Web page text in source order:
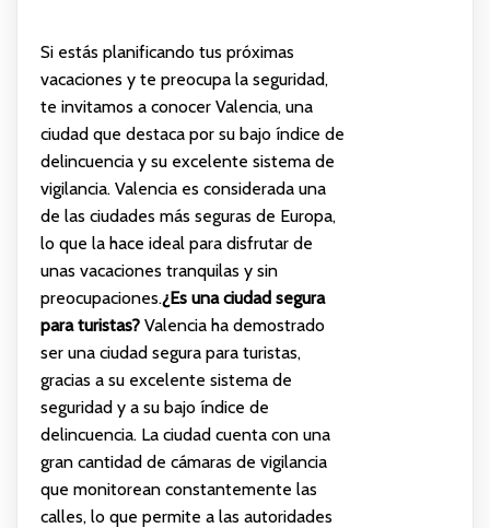
Si estás planificando tus próximas
vacaciones y te preocupa la seguridad,
te invitamos a conocer Valencia, una
ciudad que destaca por su bajo índice de
delincuencia y su excelente sistema de
vigilancia. Valencia es considerada una
de las ciudades más seguras de Europa,
lo que la hace ideal para disfrutar de
unas vacaciones tranquilas y sin
preocupaciones.¿Es una ciudad segura
para turistas?Valencia ha demostrado
ser una ciudad segura para turistas,
gracias a su excelente sistema de
seguridad y a su bajo índice de
delincuencia. La ciudad cuenta con una
gran cantidad de cámaras de vigilancia
que monitorean constantemente las
calles, lo que permite a las autoridades